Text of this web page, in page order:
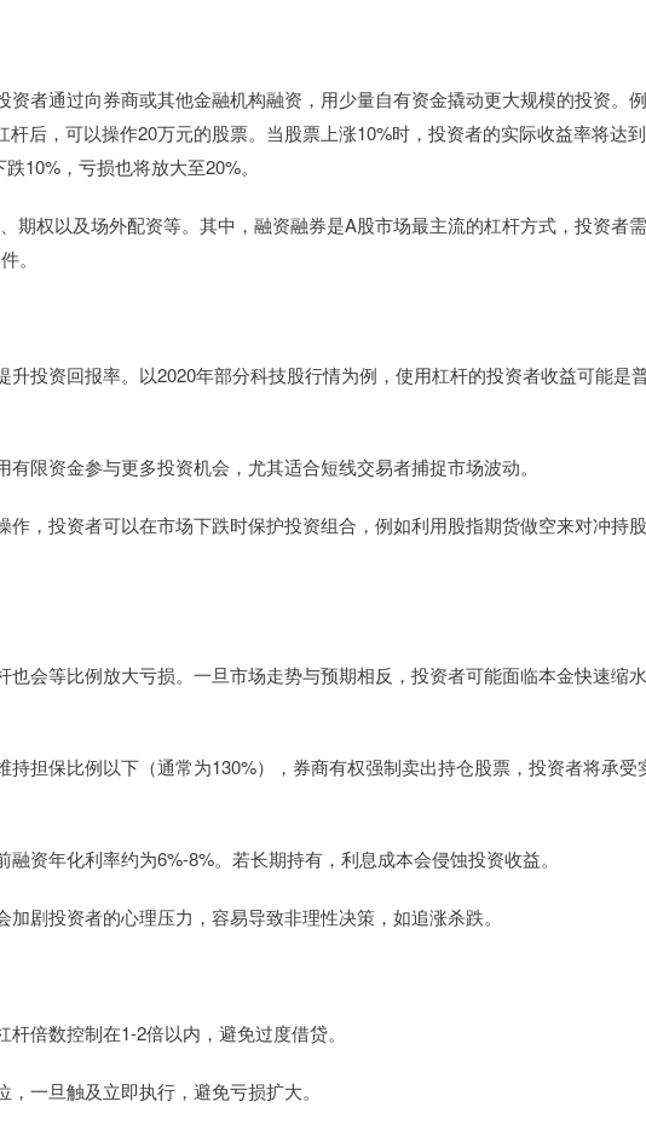
资者通过向券商或其他金融机构融资，用少量自有资金撬动更大规模的投资。例
后，可以操作20万元的股票。当股票上涨10%时，投资者的实际收益率将达
10%，亏损也将放大至20%。
期权以及场外配资等。其中，融资融券是A股市场最主流的杠杆方式，投资者需
。
升投资回报率。以2020年部分科技股行情为例，使用杠杆的投资者收益可能是
限资金参与更多投资机会，尤其适合短线交易者捕捉市场波动。
，投资者可以在市场下跌时保护投资组合，例如利用股指期货做空来对冲持股
也会等比例放大亏损。一旦市场走势与预期相反，投资者可能面临本金快速缩水
担保比例以下（通常为130%），券商有权强制卖出持仓股票，投资者将承受
资年化利率约为6%-8%。若长期持有，利息成本会侵蚀投资收益。
剧投资者的心理压力，容易导致非理性决策，如追涨杀跌。
倍数控制在1-2倍以内，避免过度借贷。
一旦触及立即执行，避免亏损扩大。